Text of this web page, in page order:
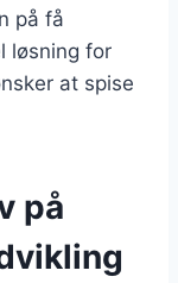
på få
løsning for
at spise
på